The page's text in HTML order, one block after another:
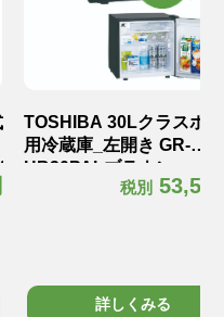
TOSHIBA 30Lクラスホ
用冷蔵庫_左開き GR-
HB30PALブラウン
税別
詳しくみる